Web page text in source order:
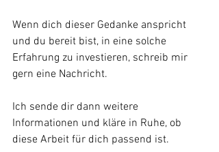
Wenn dich dieser Gedanke anspricht
und du bereit bist, in eine solche
Erfahrung zu investieren, schreib mir
gern eine Nachricht.
Ich sende dir dann weitere
Informationen und kläre in Ruhe, ob
diese Arbeit für dich passend ist.